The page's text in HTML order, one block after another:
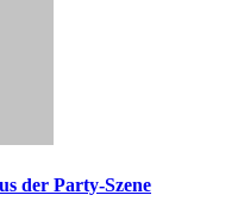
der Party-Szene